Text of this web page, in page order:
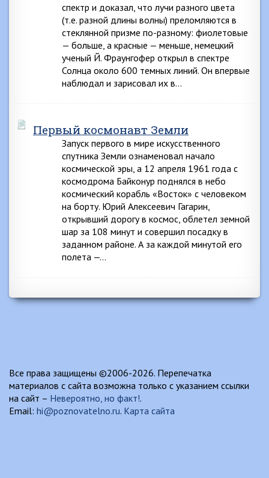
спектр и доказал, что лучи разного цвета
(т.е. разной длины волны) преломляются в
стеклянной призме по-разному: фиолетовые
— больше, а красные — меньше, немецкий
ученый Й. Фраунгофер открыл в спектре
Солнца около 600 темных линий. Он впервые
наблюдал и зарисовал их в…
Первый космонавт Земли
Запуск первого в мире искусственного
спутника Земли ознаменовал начало
космической эры, а 12 апреля 1961 года с
космодрома Байконур поднялся в небо
космический корабль «Восток» с человеком
на борту. Юрий Алексеевич Гагарин,
открывший дорогу в космос, облетел земной
шар за 108 минут и совершил посадку в
заданном районе. А за каждой минутой его
полета —…
Все права защищены ©2006-2026. Перепечатка
материалов с сайта возможна только с указанием ссылки
на сайт – Невероятно, но факт!.
Email: hi@poznovatelno.ru. Карта сайта